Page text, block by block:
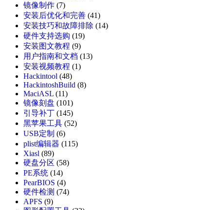
镜像制作 (7)
安装后优化和完善 (41)
安装技巧和故障排除 (14)
硬件支持选购 (19)
安装图文教程 (9)
用户指南和文档 (13)
安装视频教程 (1)
Hackintool (48)
HackintoshBuild (8)
MaciASL (11)
镜像刻盘 (101)
引导补丁 (145)
黑苹果工具 (52)
USB定制 (6)
plist编辑器 (115)
Xiasl (89)
硬盘分区 (58)
PE系统 (14)
PearBIOS (4)
硬件检测 (74)
APFS (9)